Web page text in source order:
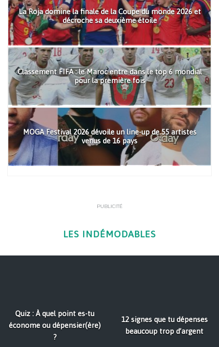
La Roja domine la finale de la Coupe du monde 2026 et
décroche sa deuxième étoile
Classement FIFA : le Maroc entre dans le top 6 mondial
pour la première fois
MOGA Festival 2026 dévoile un line-up de 55 artistes
venus de 16 pays
PUBLICITÉ
LES INDÉMODABLES
Quiz : À quel point es-tu
économe ou dépensier(ère)
?
12 signes que tu dépenses
beaucoup trop d’argent